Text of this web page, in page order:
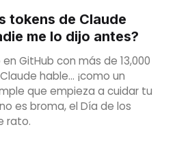
tokens de Claude
me lo dijo antes?
GitHub con más de 13,000
hable... ¡como un
que empieza a cuidar tu
es broma, el Día de los
rato.